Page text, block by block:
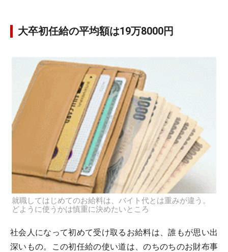
大卒初任給の平均額は19万8000円
就職してはじめてのお給料は、バイト代とは重みが違う。
どように使うかは慎重に決めたいところ
社会人になって初めて受け取るお給料は、誰もが思い出
深いもの。この初任給の使い道は、のちのちのお財布事